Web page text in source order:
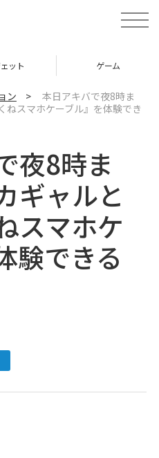
t
o
i
ット ゲーム
ン >
本日アキバで夜8時ま
ねスマホケーブル』を体験でき
夜8時ま
ギャルと
スマホケ
験できる